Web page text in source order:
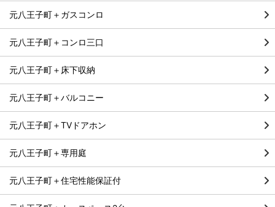
元八王子町＋ガスコンロ
元八王子町＋コンロ三口
元八王子町＋床下収納
元八王子町＋バルコニー
元八王子町＋TVドアホン
元八王子町＋専用庭
元八王子町＋住宅性能保証付